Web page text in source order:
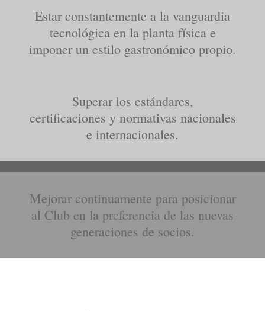
Estar constantemente a la vanguardia
tecnológica en la planta física e
imponer un estilo gastronómico propio.
Superar los estándares,
certificaciones y normativas nacionales
e internacionales.
Mejorar continuamente para posicionar
al Club en la preferencia de las nuevas
generaciones de socios.